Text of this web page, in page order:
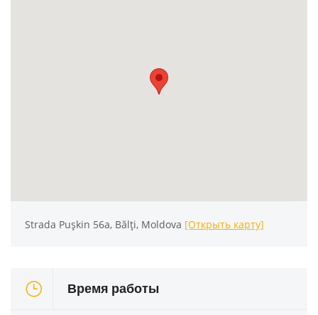
Strada Pușkin 56a, Bălți, Moldova [Открыть карту]
Время работы